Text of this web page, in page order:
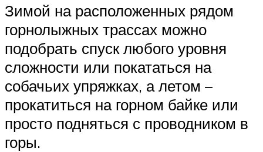
Зимой на расположенных рядом
горнолыжных трассах можно
подобрать спуск любого уровня
сложности или покататься на
собачьих упряжках, а летом –
прокатиться на горном байке или
просто подняться с проводником в
горы.